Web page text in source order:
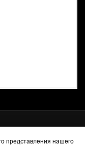
представления нашего